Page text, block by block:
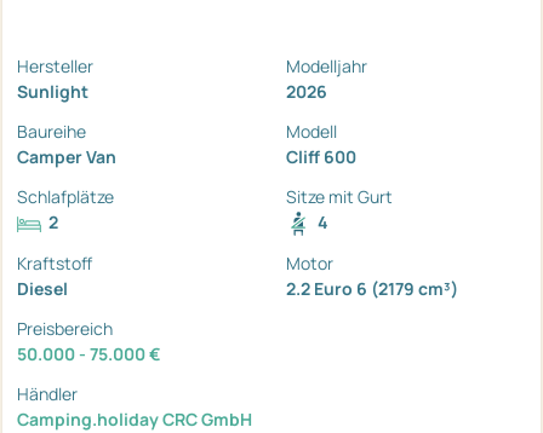
Hersteller
Sunlight
Modelljahr
2026
Baureihe
Camper Van
Modell
Cliff 600
Schlafplätze
2
Sitze mit Gurt
4
Kraftstoff
Diesel
Motor
2.2 Euro 6 (2179 cm³)
Preisbereich
50.000 - 75.000 €
Händler
Camping.holiday CRC GmbH